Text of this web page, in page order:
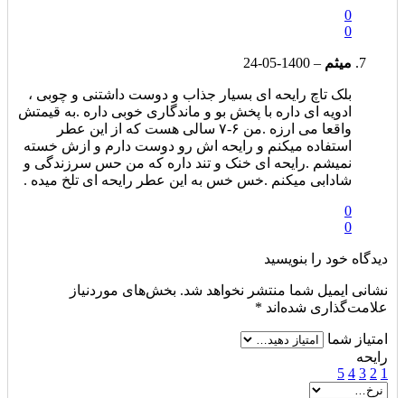
0
0
میثم –
1400-05-24
بلک تاچ رایحه ای بسیار جذاب و دوست داشتنی و چوبی ،
ادویه ای داره با پخش بو و ماندگاری خوبی داره .به قیمتش
واقعا می ارزه .من ۶-۷ سالی هست که از این عطر
استفاده میکنم و رایحه اش رو دوست دارم و ازش خسته
نمیشم .رایحه ای خنک و تند داره که من حس سرزندگی و
شادابی میکنم .خس خس به این عطر رایحه ای تلخ میده .
0
0
دیدگاه خود را بنویسید
نشانی ایمیل شما منتشر نخواهد شد. بخش‌های موردنیاز
علامت‌گذاری شده‌اند *
امتیاز شما
رایحه
1
2
3
4
5